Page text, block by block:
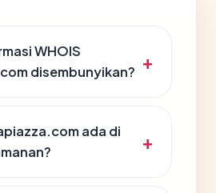
WHOIS
disembunyikan?
ada di